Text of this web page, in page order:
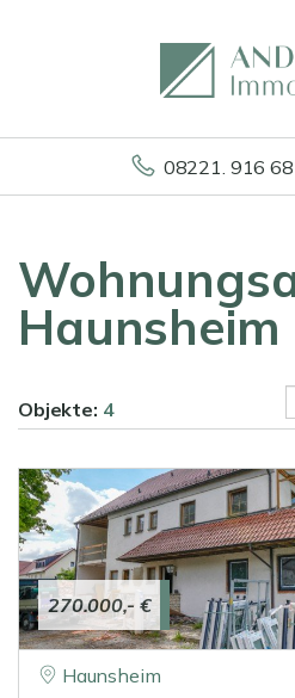
08221. 916
Haunsheim
Objekte: 4
270.000,- €
Haunsheim